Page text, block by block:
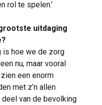
rol te spelen.’
uitdaging
is hoe we de zorg
nu, maar vooral
een enorm
met z’n allen
van de bevolking